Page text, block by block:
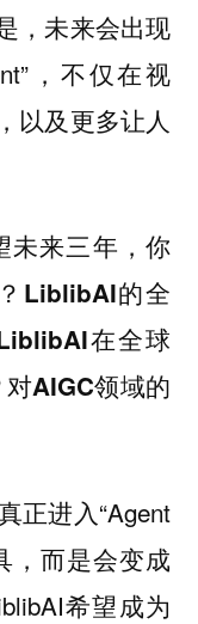
，未来会出现
，不仅在视
以及更多让人
未来三年，你
LiblibAI的全
在全球
AIGC领域的
正进入“Agent
，而是会变成
希望成为